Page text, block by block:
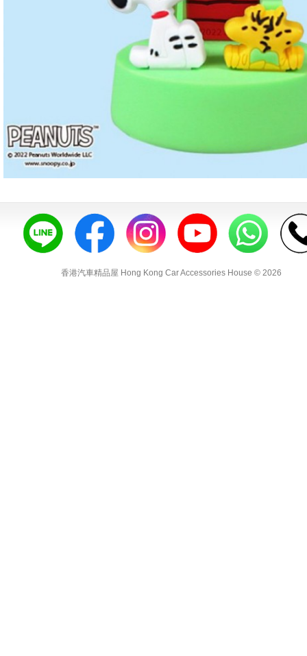
香港汽車精品屋 Hong Kong Car Accessories House © 2026